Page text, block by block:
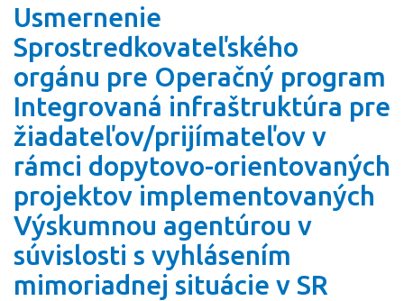
Usmernenie
Sprostredkovateľského
orgánu pre Operačný program
Integrovaná infraštruktúra pre
žiadateľov/prijímateľov v
rámci dopytovo-orientovaných
projektov implementovaných
Výskumnou agentúrou v
súvislosti s vyhlásením
mimoriadnej situácie v SR